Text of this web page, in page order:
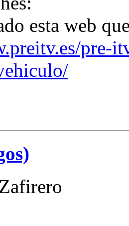
esta web
pre-